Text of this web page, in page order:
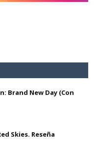
Brand New Day (Con
Skies. Reseña